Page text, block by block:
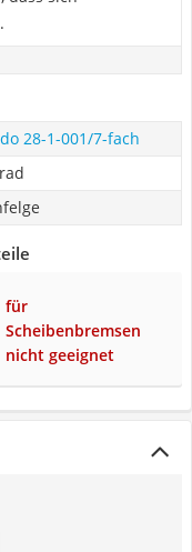
28-1-001/7-fach
für
Scheibenbremsen
nicht geeignet